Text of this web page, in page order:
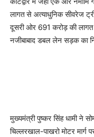
लागत से अत्याधुनिक सीवरेज
दूसरी ओर 691 करोड़ की लागत
नजीबाबाद डबल लेन सड़क का
मुख्यमंत्री पुष्कर सिंह धामी ने
चिल्लरखाल-पाखरो मोटर मार्ग